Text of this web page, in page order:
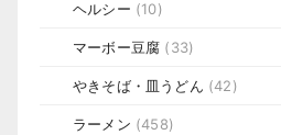
ヘルシー (10)
マーボー豆腐 (33)
やきそば・皿うどん (42)
ラーメン (458)